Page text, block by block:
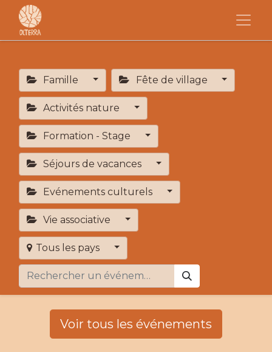
Famille Fête de village
Activités nature
Formation - Stage
Séjours de vacances
Evénements culturels
Vie associative
Tous les pays
Voir tous les événements